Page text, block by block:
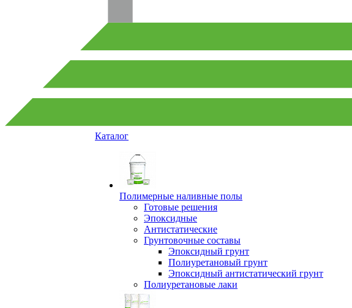
Каталог
Полимерные наливные полы
Готовые решения
Эпоксидные
Антистатические
Грунтовочные составы
Эпоксидный грунт
Полиуретановый грунт
Эпоксидный антистатический грунт
Полиуретановые лаки